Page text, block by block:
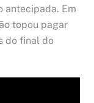
antecipada. Em
topou pagar
do final do